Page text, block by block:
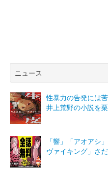
ニュース
性暴力の告発には
井上荒野の小説を
「響」「アオアシ
ヴァイキング」さ